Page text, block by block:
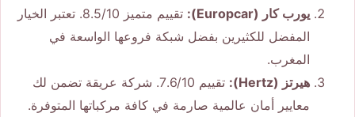
يورب كار (Europcar):
تقييم متميز 8.5/10. تعتبر الخيار
المفضل للكثيرين بفضل شبكة فروعها الواسعة في
المغرب.
هيرتز (Hertz):
تقييم 7.6/10. شركة عريقة تضمن لك
معايير أمان عالمية صارمة في كافة مركباتها المتوفرة.